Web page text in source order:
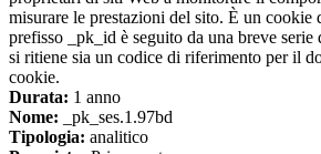
misurare le prestazioni del sito. È un
prefisso _pk_id è seguito da una breve serie
si ritiene sia un codice di riferimento per il
cookie.
Durata: 1 anno
Nome: _pk_ses.1.97bd
Tipologia: analitico